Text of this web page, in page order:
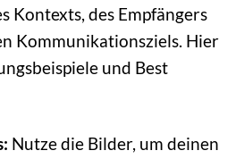
Kontexts, des Empfängers
Kommunikationsziels. Hier
und Best
Nutze die Bilder, um deinen